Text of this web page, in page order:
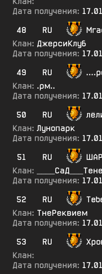
Дата получения:
48
RU
Клан: ДжерсиКлуб
Дата получения:
49
RU
Клан: .рм..
Дата получения:
50
RU
Клан: Лунопарк
Дата получения:
51
RU
Клан:
Дата получения:
52
RU
Клан: ТнеРеквием
Дата получения:
53
RU
Клан:
Дата получения: